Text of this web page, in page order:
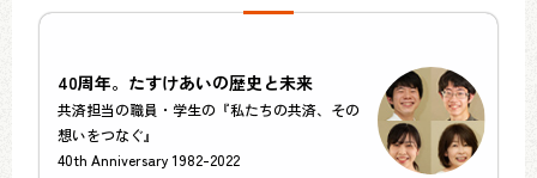
40周年。たすけあいの歴史と未来
共済担当の職員・学生の『私たちの共済、その
想いをつなぐ』
40th Anniversary 1982-2022